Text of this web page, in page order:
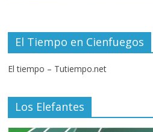
El Tiempo en Cienfuegos
El tiempo – Tutiempo.net
Los Elefantes